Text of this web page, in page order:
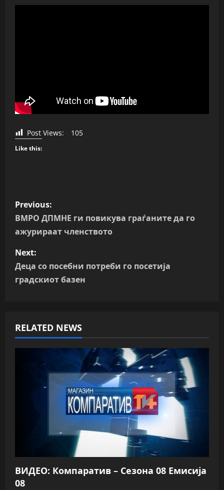
Post Views: 105
Like this:
P
o
t
n
v
i
o
n
Previous:
ВМРО ДПМНЕ ги повикува граѓаните да го
ажурираат членството
Next:
Деца со посебни потреби го посетија
градскиот базен
RELATED NEWS
ВИДЕО: Компаратив – Сезона 08 Емисија
08